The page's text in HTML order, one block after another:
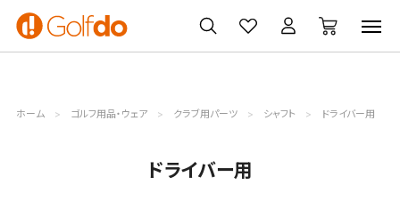
ゴルフ
クラブ
ゴルフ用品
買取
無料査定
クーポン
一覧
ホーム ゴルフ用品・ウェア クラブ用パーツ シャフト ドライバー用
ドライバー用